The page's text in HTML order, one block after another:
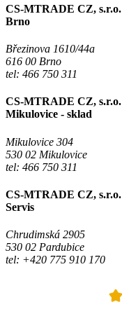
CS-MTRADE CZ, s.r.o.
Brno
Březinova 1610/44a
616 00 Brno
tel: 466 750 311
CS-MTRADE CZ, s.r.o.
Mikulovice - sklad
Mikulovice 304
530 02 Mikulovice
tel: 466 750 311
CS-MTRADE CZ, s.r.o.
Servis
Chrudimská 2905
530 02 Pardubice
tel: +420 775 910 170